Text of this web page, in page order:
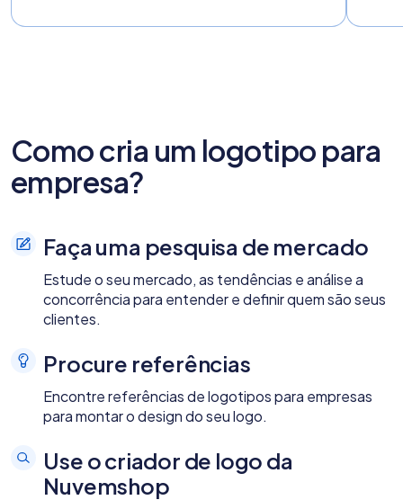
Como cria um logotipo para
empresa?
Faça uma pesquisa de mercado
Estude o seu mercado, as tendências e análise a
concorrência para entender e definir quem são seus
clientes.
Procure referências
Encontre referências de logotipos para empresas
para montar o design do seu logo.
Use o criador de logo da
Nuvemshop